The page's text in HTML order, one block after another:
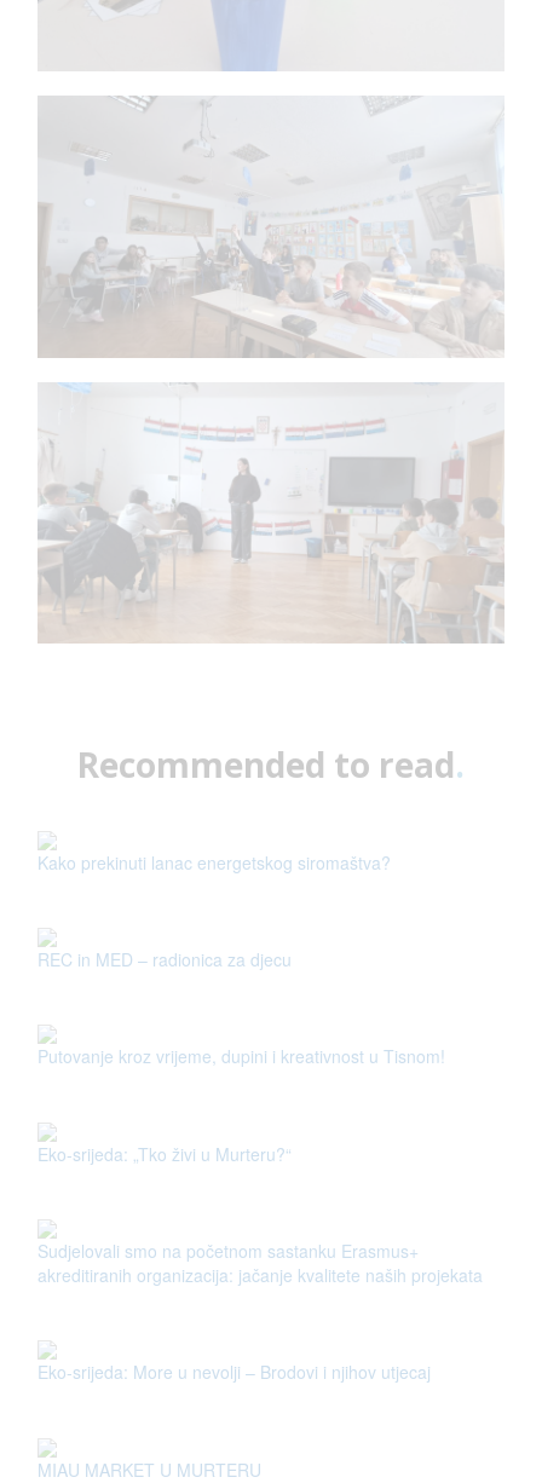
Recommended to read.
Kako prekinuti lanac energetskog siromaštva?
REC in MED – radionica za djecu
Putovanje kroz vrijeme, dupini i kreativnost u Tisnom!
Eko-srijeda: „Tko živi u Murteru?“
Sudjelovali smo na početnom sastanku Erasmus+
akreditiranih organizacija: jačanje kvalitete naših projekata
Eko-srijeda: More u nevolji – Brodovi i njihov utjecaj
MIAU MARKET U MURTERU